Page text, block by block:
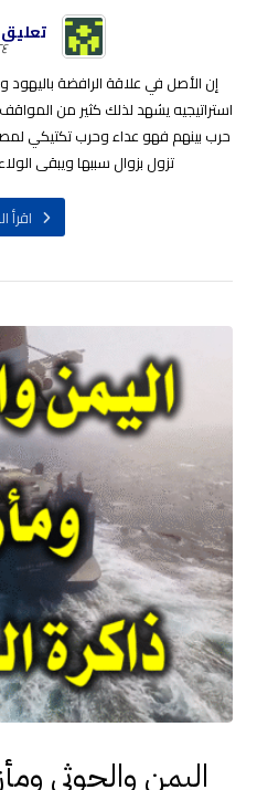
إن الأصل في علاقة الرافضة باليهود
استراتيجيه يشهد لذلك كثير من
حرب بينهم فهو عداء وحرب تكتيكي
تزول بزوال سببها ويبقى
اقرأ
اليمن والحوثي